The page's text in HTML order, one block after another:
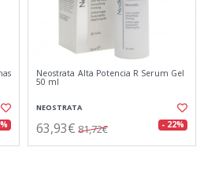
Neostrata Alta Potencia R Serum Gel
50 ml
NEOSTRATA
63,93€ 81,72€ - 22%